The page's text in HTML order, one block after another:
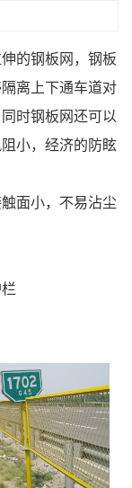
的钢板网，钢板
离上下通车道对
时钢板网还可以
小，经济的防眩
面小，不易沾尘